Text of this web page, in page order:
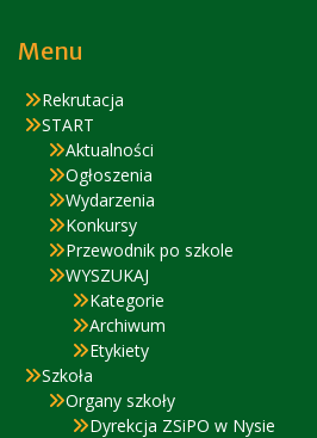
Menu
Rekrutacja
START
Aktualności
Ogłoszenia
Wydarzenia
Konkursy
Przewodnik po szkole
WYSZUKAJ
Kategorie
Archiwum
Etykiety
Szkoła
Organy szkoły
Dyrekcja ZSiPO w Nysie